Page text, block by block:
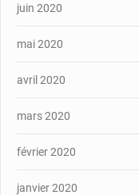
juin 2020
mai 2020
avril 2020
mars 2020
février 2020
janvier 2020